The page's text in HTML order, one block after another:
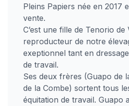
Pleins Papiers née en 2017
vente.
C’est une fille de Tenorio de
reproducteur de notre
exeptionnel tant en
de travail.
Ses deux frères (Guapo de
de la Combe) sortent tous
équitation de travail. Guapo